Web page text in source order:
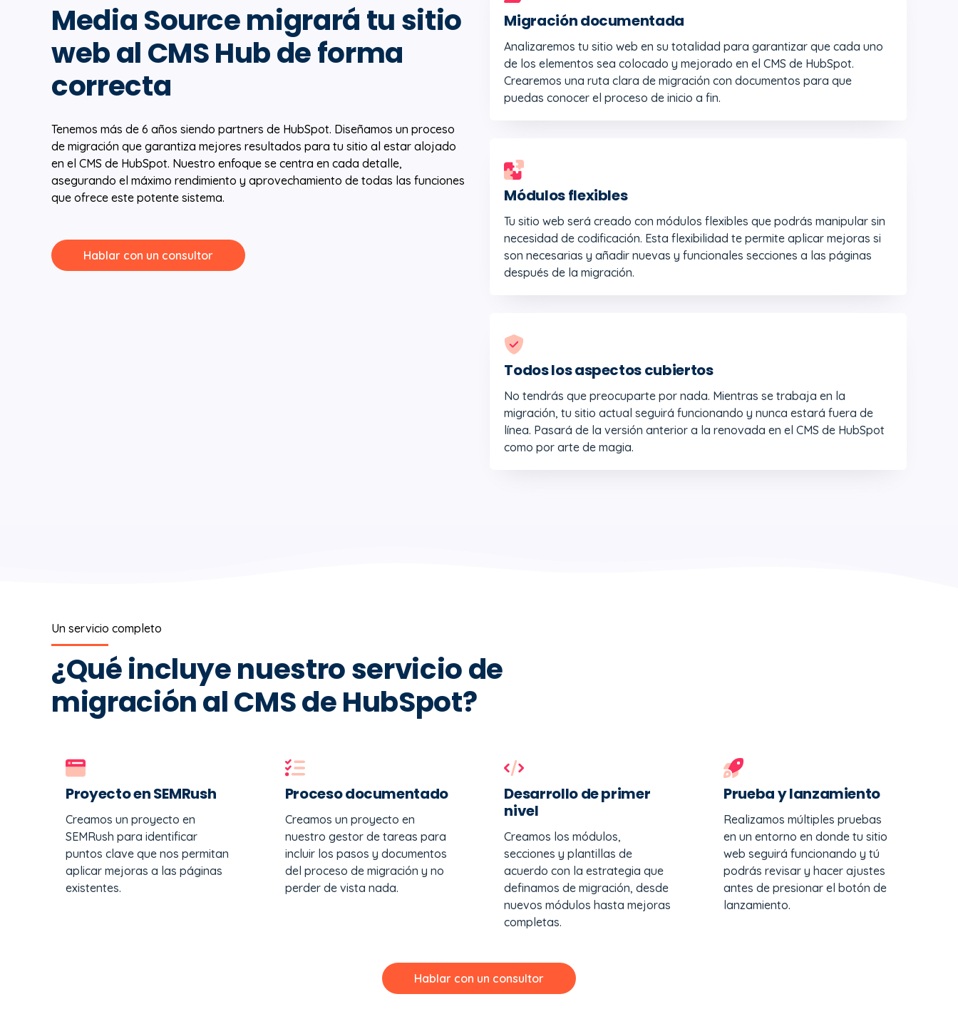
Media Source migrará tu sitio
web al CMS Hub de forma
correcta
Tenemos más de 6 años siendo partners de HubSpot. Diseñamos un proceso
de migración que garantiza mejores resultados para tu sitio al estar alojado
en el CMS de HubSpot. Nuestro enfoque se centra en cada detalle,
asegurando el máximo rendimiento y aprovechamiento de todas las funciones
que ofrece este potente sistema.
Hablar con un consultor
Migración documentada
Analizaremos tu sitio web en su totalidad para garantizar que cada uno
de los elementos sea colocado y mejorado en el CMS de HubSpot.
Crearemos una ruta clara de migración con documentos para que
puedas conocer el proceso de inicio a fin.
Módulos flexibles
Tu sitio web será creado con módulos flexibles que podrás manipular sin
necesidad de codificación. Esta flexibilidad te permite aplicar mejoras si
son necesarias y añadir nuevas y funcionales secciones a las páginas
después de la migración.
Todos los aspectos cubiertos
No tendrás que preocuparte por nada. Mientras se trabaja en la
migración, tu sitio actual seguirá funcionando y nunca estará fuera de
línea. Pasará de la versión anterior a la renovada en el CMS de HubSpot
como por arte de magia.
Un servicio completo
¿Qué incluye nuestro servicio de
migración al CMS de HubSpot?
Proyecto en SEMRush
Creamos un proyecto en
SEMRush para identificar
puntos clave que nos permitan
aplicar mejoras a las páginas
existentes.
Proceso documentado
Creamos un proyecto en
nuestro gestor de tareas para
incluir los pasos y documentos
del proceso de migración y no
perder de vista nada.
Desarrollo de primer
nivel
Creamos los módulos,
secciones y plantillas de
acuerdo con la estrategia que
definamos de migración, desde
nuevos módulos hasta mejoras
completas.
Prueba y lanzamiento
Realizamos múltiples pruebas
en un entorno en donde tu sitio
web seguirá funcionando y tú
podrás revisar y hacer ajustes
antes de presionar el botón de
lanzamiento.
Hablar con un consultor